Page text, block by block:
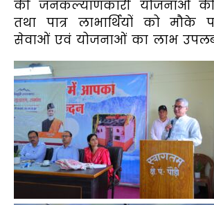
की जनकल्याणकारी योजनाओं
तथा पात्र लाभार्थियों को मौके
सेवाओं एवं योजनाओं का लाभ